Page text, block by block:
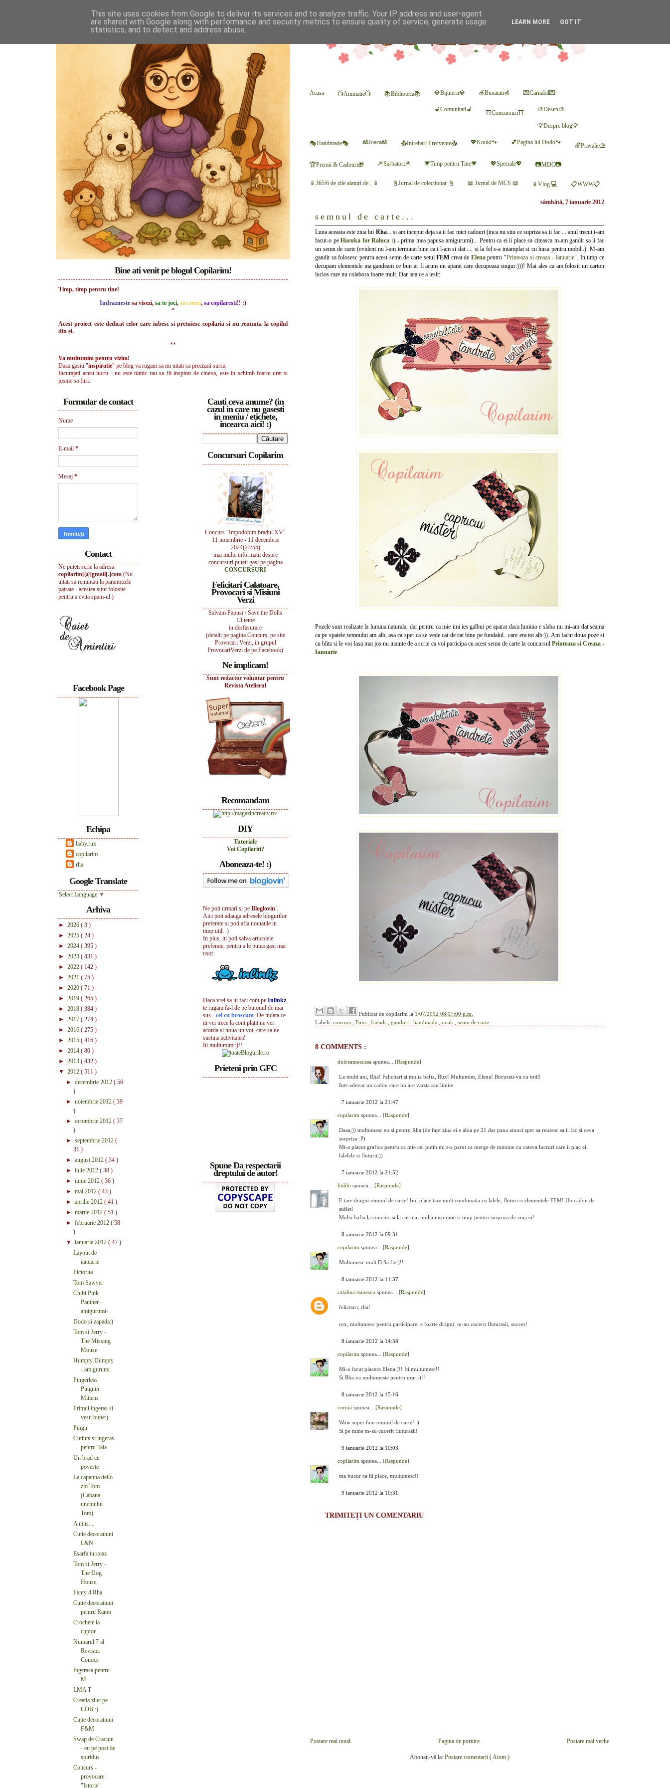
Acasa 📺Animatie📺 📚Biblioteca📚 💎Bijuterii💎 🍏Bunatati🍏 💌Caritabil💌
💺Comunitati💺 ⛩Concursuri⛩ 🎨Desen🎨
💡Despre blog💡
🎭Handmade🎭 🎎Joaca🎎 📤Intrebari Frecvente📥 💖Kouki🐾 💕Pagina lui Dodo🐾 🌈Pravalie⛱
🏆Premii & Cadouri🎁 🎆Sarbatori🎆 💗Timp pentru Tine💗 💖Speciale💖 📷MDC📷
📱365/6 de zile alaturi de...📱 📓Jurnal de colectionar 📓 📖 Jurnal de MCS 📖 📱Vlog 💻 📋WWW📋
sâmbătă, 7 ianuarie 2012
semnul de carte...
Luna aceasta este ziua lui Rha... si am inceput deja sa ii fac mici cadouri (inca nu stiu ce supriza sa ii fac ....anul trecut i-am
facut-o peHaruka for Raluca :)- prima mea papusa amigurumi)... Pentru ca ei ii place sa citeasca m-am gandit sa ii fac
un semn de carte (evident nu l-am terminat bine ca i l-am si dat .... si la fel s-a intamplat si cu husa pentru mobil..). M-am
gandit sa folosesc pentru acest semn de carte setulFEM creat de Elenapentru "Printeaza si creaza - Ianuarie". In timp ce
decupam elementele ma gandeam ce bun ar fi acum un aparat care decupeaza singur:)))! Mai ales ca am folosit un carton
lucios care nu colabora foarte mult. Dar iata ce a iesit:
Pozele sunt realizate la lumina naturala, dar pentru ca mie imi ies galbui pe aparat daca lumina e slaba nu mi-am dat seama
ca pe spatele semnului am alb, asa ca sper ca se vede cat de cat bine pe fundalul.. care era tot alb:)). Am facut doua poze si
cu blitz si le voi lasa mai jos nu inainte de a scrie ca voi participa cu acest semn de carte la concursul Printeaza si Creaza -
Ianuarie.
Publicat de copilarim la 1/07/2012 08:17:00 p.m.
Labels: concurs Foto friends ganduri handmade ooak semn de carte
8 COMMENTS :
dulceameacasa spunea... [Raspunde]
La multi ani, Rha! Felicitari si multa bafta, Rux! Multumim, Elena! Bucurati-va cu totii!
Intr-adevar un cadou care nu are varsta sau limite.
7 ianuarie 2012 la 21:47
copilarim spunea... [Raspunde]
Daaa;)) multumesc eu si pentru Rha (de fapt ziua ei e abia pe 21 dar pana atunci sper sa reusesc sa ii fac si ceva
surpriza :P)
Mi-a placut grafica pentru ca mie cel putin mi s-a parut ca merge de minune cu cateva lucruri care ii plac ei:
lalelele si fluturii;))
7 ianuarie 2012 la 21:52
kiddo spunea... [Raspunde]
E tare dragut semnul de carte! Imi place tare mult combinatia cu lalele, fluturi si elementele FEM! Un cadou de
suflet!
Multa bafta la concurs si la cat mai multa inspiratie si timp pentru surpriza de ziua ei!
8 ianuarie 2012 la 09:31
copilarim spunea... [Raspunde]
Multumesc mult:D Sa fie:)!!
8 ianuarie 2012 la 11:37
catalina stanescu spunea... [Raspunde]
felicitari, rha!
rux, multumesc pentru participare, e foarte dragut, m-au cucerit fluturasii, succes!
8 ianuarie 2012 la 14:58
copilarim spunea... [Raspunde]
Mi-a facut placere Elena:)!! Iti multumesc!!
Si Rha va multumeste pentru urari:)!!
8 ianuarie 2012 la 15:16
corina spunea... [Raspunde]
Wow super fain semnul de carte! :)
Si pe mine m-au cucerit fluturasii!
9 ianuarie 2012 la 10:03
copilarim spunea... [Raspunde]
ma bucur ca iti place, multumesc!!
9 ianuarie 2012 la 10:31
TRIMITEȚI UN COMENTARIU
Postare mai nouă Postare mai veche
Pagina de pornire
Abonați-vă la: Postare comentarii ( Atom )
Bine ati venit pe blogul Copilarim!
Timp, timp pentru tine!
Indrazneste sa visezi, sa te joci, sa creezi, sa copilaresti!! :)
*
Acest proiect este dedicat celor care iubesc si pretuiesc copilaria si nu renunta la copilul
din ei.
**
Va multumim pentru vizita!
Daca gasiti "inspiratie" pe blog va rugam sa nu uitati sa precizati sursa.
Incurajati acest lucru - nu este nimic rau sa fii inspirat de cineva, este in schimb foarte urat si
josnic sa furi.
Cauti ceva anume? (in
cazul in care nu gasesti
in meniu / etichete,
incearca aici! :)
Concursuri Copilarim
Concurs "Impodobim bradul XV"
11 noiembrie - 11 decembrie
2024(23:55)
mai multe informatii despre
concursuri puteti gasi pe pagina
CONCURSURI
Felicitari Calatoare,
Provocari si Misiuni
Verzi
Salvam Papusi / Save the Dolls
13 teme
in desfasurare
(detalii pe pagina Concurs, pe site
Provocari Verzi, in grupul
ProvocariVerzi de pe Facebook)
Ne implicam!
Sunt redactor voluntar pentru
Revista Atelierul
Recomandam
DIY
Tutoriale
Voi Copilariti?
Aboneaza-te! :)
Ne poti urmari si pe Bloglovin'.
Aici poti adauga adresele blogurilor
preferate si poti afla noutatile in
timp util. :)
In plus, iti poti salva articolele
preferate, pentru a le putea gasi mai
usor.
Daca vrei sa iti faci cont pe Inlinkz,
te rugam fa-l de pe butonul de mai
sus - cel cu broscuta. De indata ce
iti vei trece la cont platit ne vei
acorda si noua un vot, care sa ne
sustina activitatea!
Iti multumim :)!!
Prieteni prin GFC
Spune Da respectarii
dreptului de autor!
Formular de contact
Nume
E-mail *
Mesaj *
Contact
Ne puteti scrie la adresa:
copilarim[@]gmail[.]com (Nu
uitati sa renuntati la parantezele
patrate - acestea sunt folosite
pentru a evita spam-ul.)
Facebook Page
Echipa
baby.rux
copilarim
rha
Google Translate
Select Language ▼
Arhiva
► 2026 ( 3 )
► 2025 ( 24 )
► 2024 ( 395 )
► 2023 ( 431 )
► 2022 ( 142 )
► 2021 ( 75 )
► 2020 ( 71 )
► 2019 ( 265 )
► 2018 ( 384 )
► 2017 ( 274 )
► 2016 ( 275 )
► 2015 ( 416 )
► 2014 ( 80 )
► 2013 ( 432 )
▼ 2012 ( 511 )
► decembrie 2012 ( 56
)
► noiembrie 2012 ( 39
)
► octombrie 2012 ( 37
)
► septembrie 2012 (
31 )
► august 2012 ( 34 )
► iulie 2012 ( 38 )
► iunie 2012 ( 36 )
► mai 2012 ( 43 )
► aprilie 2012 ( 41 )
► martie 2012 ( 51 )
► februarie 2012 ( 58
)
▼ ianuarie 2012 ( 47 )
Layout de
ianuarie
Pictorita
Tom Sawyer
Chibi Pink
Panther -
amigurumi-
Dodo si zapada:)
Tom si Jerry -
The Missing
Mouse
Humpty Dumpty
- amigurumi
Fingerless
Pinguin
Mittens
Primul ingeras si
vesti bune:)
Pingu
Cutiuta si ingeras
pentru Taia
Un brad cu
poveste
La capanna dello
zio Tom
(Cabana
unchiului
Tom)
A nins....
Cutie decoratiuni
L&N
Esarfa turcoaz
Tom si Jerry -
The Dog
House
Fanty 4 Rha
Cutie decoratiuni
pentru Ramo
Crochete la
cuptor
Numarul 7 al
Revistei
Comics
Ingerasa pentru
M
LMA T
Creatia zilei pe
CDB :)
Cutie decoratiuni
F&M
Swap de Craciun
- eu pe post de
spiridus
Concurs -
provocare:
"Istorie"
This site uses cookies from Google to deliver its services and to analyze traffic. Your IP address and user-agent
are shared with Google along with performance and security metrics to ensure quality of service, generate usage
statistics, and to detect and address abuse.
LEARN MORE GOT IT